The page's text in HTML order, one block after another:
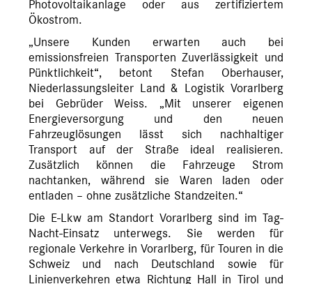
Photovoltaikanlage oder aus zertifiziertem
Ökostrom.
„Unsere Kunden erwarten auch bei
emissionsfreien Transporten Zuverlässigkeit und
Pünktlichkeit“, betont Stefan Oberhauser,
Niederlassungsleiter Land & Logistik Vorarlberg
bei Gebrüder Weiss. „Mit unserer eigenen
Energieversorgung und den neuen
Fahrzeuglösungen lässt sich nachhaltiger
Transport auf der Straße ideal realisieren.
Zusätzlich können die Fahrzeuge Strom
nachtanken, während sie Waren laden oder
entladen – ohne zusätzliche Standzeiten.“
Die E-Lkw am Standort Vorarlberg sind im Tag-
Nacht-Einsatz unterwegs. Sie werden für
regionale Verkehre in Vorarlberg, für Touren in die
Schweiz und nach Deutschland sowie für
Linienverkehren etwa Richtung Hall in Tirol und